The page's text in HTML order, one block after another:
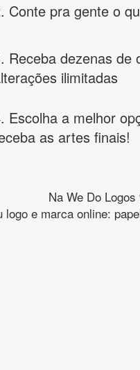
Conte pra gente o
Receba dezenas de
ilimitadas
Escolha a melhor
as artes finais!
Na We Do
logo e marca online: